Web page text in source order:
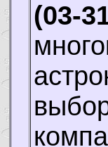
(03-